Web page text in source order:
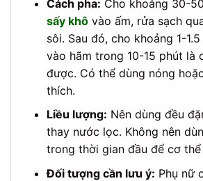
Cách pha: Cho khoảng 30-
sấy khôvào ấm, rửa sạch
sôi. Sau đó, cho khoảng 1-
vào hãm trong 10-15 phút là
được. Có thể dùng nóng
thích.
Liều lượng: Nên dùng đều
thay nước lọc. Không nên
trong thời gian đầu để cơ
Đối tượng cần lưu ý: Phụ nữ